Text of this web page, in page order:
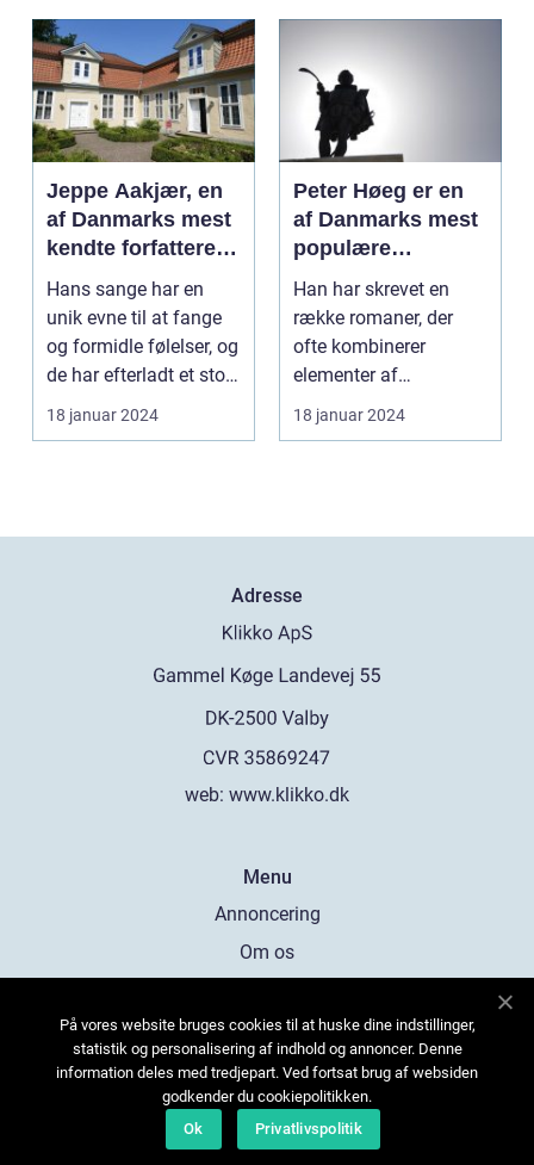
Jeppe Aakjær, en
af Danmarks mest
kendte forfattere
og digtere, er også
kendt for sine
smukke sange
Hans sange har en
unik evne til at fange
og formidle følelser, og
de har efterladt et stort
aftryk i...
18 januar 2024
Peter Høeg er en
af Danmarks mest
populære
forfattere, kendt
for sine
spændende og
tankevækkende
Han har skrevet en
række romaner, der
ofte kombinerer
elementer af
spænding, filosofi og
det overnat...
18 januar 2024
Adresse
web: www.klikko.dk
Menu
Annoncering
Om os
Kontakt os
Sitemap
På vores website bruges cookies til at huske dine indstillinger,
statistik og personalisering af indhold og annoncer. Denne
information deles med tredjepart. Ved fortsat brug af websiden
godkender du cookiepolitikken.
Ok
Privatlivspolitik